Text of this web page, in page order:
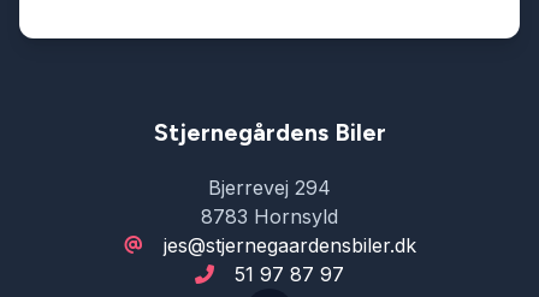
sædevarme
udvendig temperaturmåler
Stjernegårdens Biler
Bjerrevej 294
8783 Hornsyld
jes@stjernegaardensbiler.dk
51 97 87 97